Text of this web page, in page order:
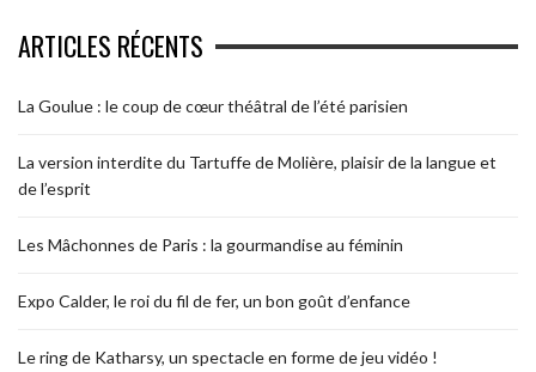
ARTICLES RÉCENTS
La Goulue : le coup de cœur théâtral de l’été parisien
La version interdite du Tartuffe de Molière, plaisir de la langue et
de l’esprit
Les Mâchonnes de Paris : la gourmandise au féminin
Expo Calder, le roi du fil de fer, un bon goût d’enfance
Le ring de Katharsy, un spectacle en forme de jeu vidéo !